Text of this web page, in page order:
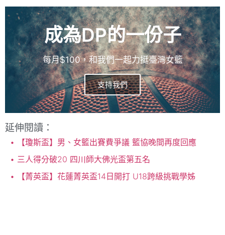
成為DP的一份子
每月$100，和我們一起力挺臺灣女籃
支持我們
延伸閱讀：
【瓊斯盃】男、女籃出賽費爭議 籃協晚間再度回應
三人得分破20 四川師大佛光盃第五名
【菁英盃】花蓮菁英盃14日開打 U18跨級挑戰學姊